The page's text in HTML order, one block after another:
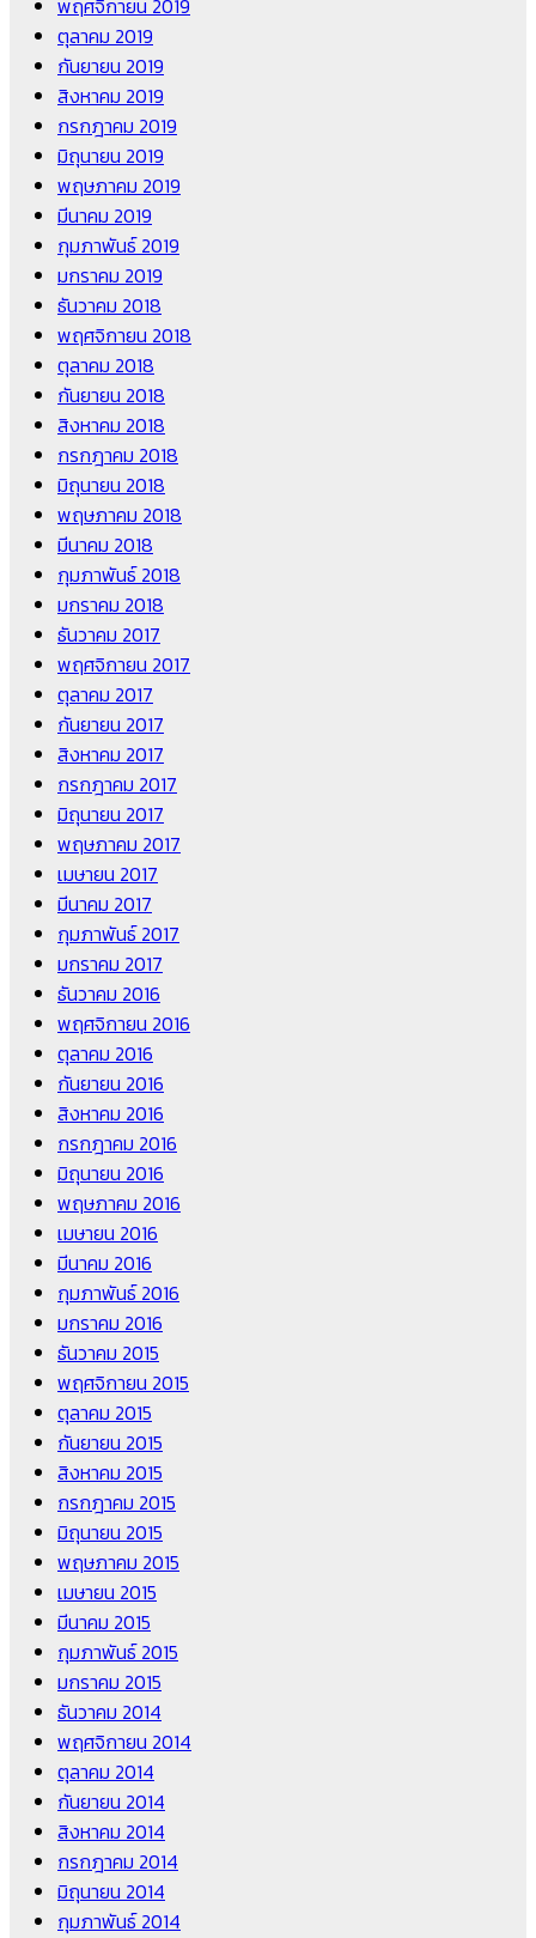
พฤศจิกายน 2019
ตุลาคม 2019
กันยายน 2019
สิงหาคม 2019
กรกฎาคม 2019
มิถุนายน 2019
พฤษภาคม 2019
มีนาคม 2019
กุมภาพันธ์ 2019
มกราคม 2019
ธันวาคม 2018
พฤศจิกายน 2018
ตุลาคม 2018
กันยายน 2018
สิงหาคม 2018
กรกฎาคม 2018
มิถุนายน 2018
พฤษภาคม 2018
มีนาคม 2018
กุมภาพันธ์ 2018
มกราคม 2018
ธันวาคม 2017
พฤศจิกายน 2017
ตุลาคม 2017
กันยายน 2017
สิงหาคม 2017
กรกฎาคม 2017
มิถุนายน 2017
พฤษภาคม 2017
เมษายน 2017
มีนาคม 2017
กุมภาพันธ์ 2017
มกราคม 2017
ธันวาคม 2016
พฤศจิกายน 2016
ตุลาคม 2016
กันยายน 2016
สิงหาคม 2016
กรกฎาคม 2016
มิถุนายน 2016
พฤษภาคม 2016
เมษายน 2016
มีนาคม 2016
กุมภาพันธ์ 2016
มกราคม 2016
ธันวาคม 2015
พฤศจิกายน 2015
ตุลาคม 2015
กันยายน 2015
สิงหาคม 2015
กรกฎาคม 2015
มิถุนายน 2015
พฤษภาคม 2015
เมษายน 2015
มีนาคม 2015
กุมภาพันธ์ 2015
มกราคม 2015
ธันวาคม 2014
พฤศจิกายน 2014
ตุลาคม 2014
กันยายน 2014
สิงหาคม 2014
กรกฎาคม 2014
มิถุนายน 2014
กุมภาพันธ์ 2014